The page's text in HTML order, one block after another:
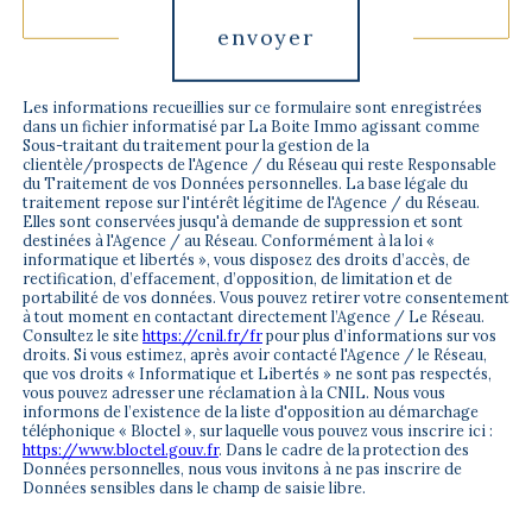
envoyer
Les informations recueillies sur ce formulaire sont enregistrées
dans un fichier informatisé par La Boite Immo agissant comme
Sous-traitant du traitement pour la gestion de la
clientèle/prospects de l'Agence / du Réseau qui reste Responsable
du Traitement de vos Données personnelles. La base légale du
traitement repose sur l'intérêt légitime de l'Agence / du Réseau.
Elles sont conservées jusqu'à demande de suppression et sont
destinées à l'Agence / au Réseau. Conformément à la loi «
informatique et libertés », vous disposez des droits d’accès, de
rectification, d’effacement, d’opposition, de limitation et de
portabilité de vos données. Vous pouvez retirer votre consentement
à tout moment en contactant directement l’Agence / Le Réseau.
Consultez le sitehttps://cnil.fr/frpour plus d’informations sur vos
droits. Si vous estimez, après avoir contacté l'Agence / le Réseau,
que vos droits « Informatique et Libertés » ne sont pas respectés,
vous pouvez adresser une réclamation à la CNIL. Nous vous
informons de l’existence de la liste d'opposition au démarchage
téléphonique « Bloctel », sur laquelle vous pouvez vous inscrire ici :
https://www.bloctel.gouv.fr. Dans le cadre de la protection des
Données personnelles, nous vous invitons à ne pas inscrire de
Données sensibles dans le champ de saisie libre.